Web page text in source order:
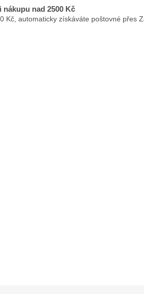
nad 2500 Kč
Kč, automaticky získáváte poštovné přes